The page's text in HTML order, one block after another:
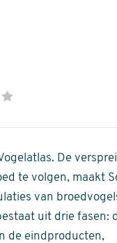
4
De
te volgen, maakt
van
uit drie fasen:
de eindproducten,